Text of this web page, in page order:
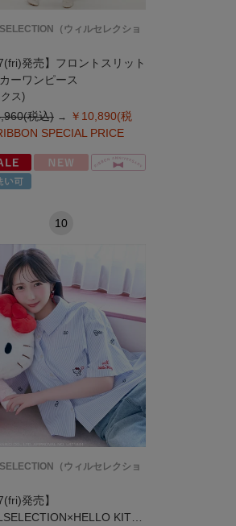
（ウィルセレクショ
7(fri)発売】フロントスリット
ーワンピース
ス)
税込)
￥10,890(税
SPECIAL PRICE
10
（ウィルセレクショ
発売】
KIT…